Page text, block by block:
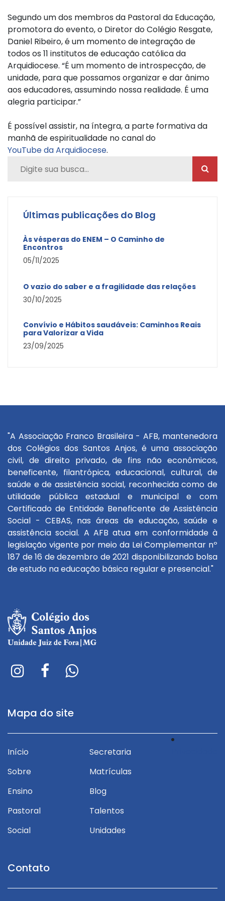
Segundo um dos membros da Pastoral da Educação,
promotora do evento, o Diretor do Colégio Resgate,
Daniel Ribeiro, é um momento de integração de
todos os 11 institutos de educação católica da
Arquidiocese. “É um momento de introspecção, de
unidade, para que possamos organizar e dar ânimo
aos educadores, assumindo nossa realidade. É uma
alegria participar.”
É possível assistir, na íntegra, a parte formativa da
manhã de espiritualidade no canal do
YouTube da Arquidiocese.
Últimas publicações do Blog
Às vésperas do ENEM – O Caminho de
Encontros
05/11/2025
O vazio do saber e a fragilidade das relações
30/10/2025
Convívio e Hábitos saudáveis: Caminhos Reais
para Valorizar a Vida
23/09/2025
"A Associação Franco Brasileira - AFB, mantenedora
dos Colégios dos Santos Anjos, é uma associação
civil, de direito privado, de fins não econômicos,
beneficente, filantrópica, educacional, cultural, de
saúde e de assistência social, reconhecida como de
utilidade pública estadual e municipal e com
Certificado de Entidade Beneficente de Assistência
Social - CEBAS, nas áreas de educação, saúde e
assistência social. A AFB atua em conformidade à
legislação vigente por meio da Lei Complementar nº
187 de 16 de dezembro de 2021 disponibilizando bolsa
de estudo na educação básica regular e presencial."
Mapa do site
Início
Sobre
Ensino
Pastoral
Social
Secretaria
Matrículas
Blog
Talentos
Unidades
Contato